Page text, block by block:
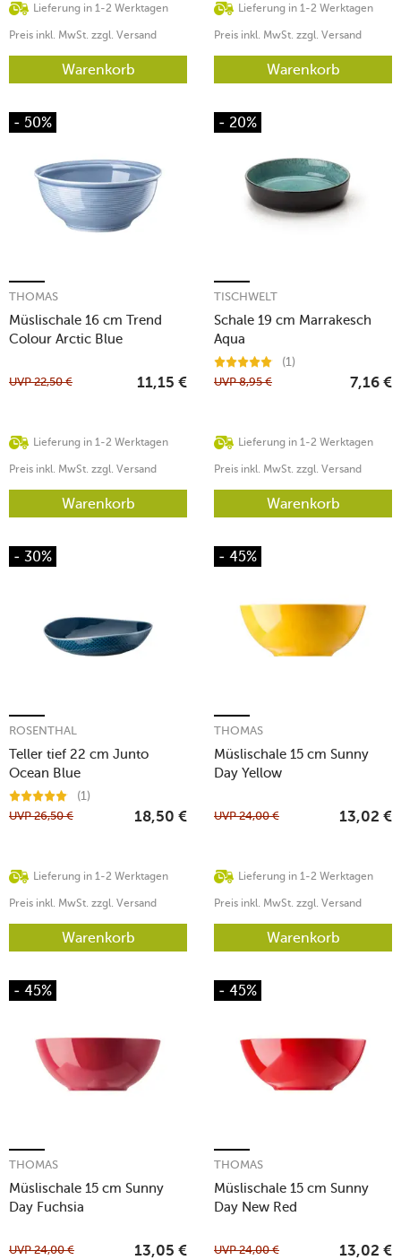
Lieferung in 1-2 Werktagen
Preis inkl. MwSt. zzgl. Versand
Warenkorb
Lieferung in 1-2 Werktagen
Preis inkl. MwSt. zzgl. Versand
Warenkorb
- 50%
Müslischale 16 cm Trend
Colour Arctic Blue
THOMAS
Lieferung in 1-2 Werktagen
UVP22,50 € 11,15 €
Preis inkl. MwSt. zzgl. Versand
Warenkorb
- 20%
Schale 19 cm Marrakesch
Aqua
TISCHWELT
(1)
Lieferung in 1-2 Werktagen
UVP8,95 € 7,16 €
Preis inkl. MwSt. zzgl. Versand
Warenkorb
- 30%
Teller tief 22 cm Junto
Ocean Blue
ROSENTHAL
(1)
Lieferung in 1-2 Werktagen
UVP26,50 € 18,50 €
Preis inkl. MwSt. zzgl. Versand
Warenkorb
- 45%
Müslischale 15 cm Sunny
Day Yellow
THOMAS
Lieferung in 1-2 Werktagen
UVP24,00 € 13,02 €
Preis inkl. MwSt. zzgl. Versand
Warenkorb
- 45%
Müslischale 15 cm Sunny
Day Fuchsia
THOMAS
UVP24,00 € 13,05 €
- 45%
Müslischale 15 cm Sunny
Day New Red
THOMAS
UVP24,00 € 13,02 €